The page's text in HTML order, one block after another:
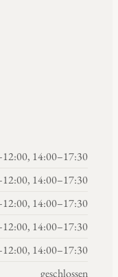
14:00–17:30
14:00–17:30
14:00–17:30
14:00–17:30
14:00–17:30
geschlossen